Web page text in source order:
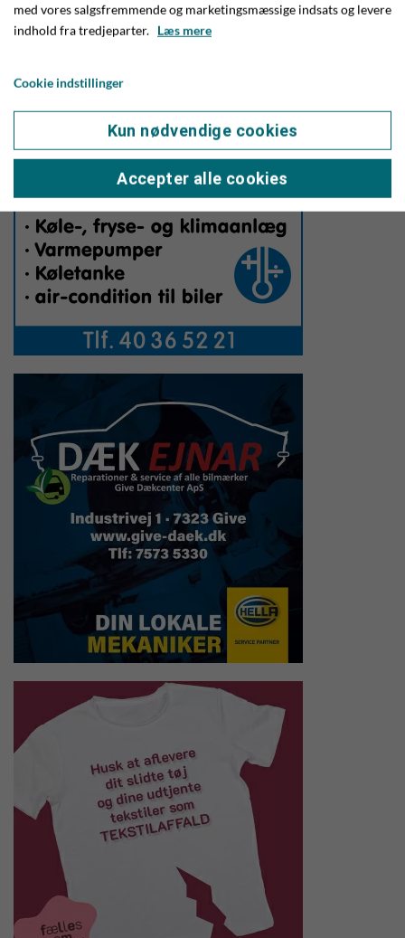
Crossbox på samme Facebookside.
med vores salgsfremmende og marketingsmæssige indsats og levere
indhold fra tredjeparter. Læs mere
Cookie indstillinger
Kun nødvendige cookies
Accepter alle cookies